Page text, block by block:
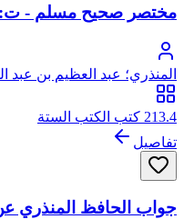
مختصر صحيح مسلم - ت:
المنذري؛ عبد العظيم بن عبد
الدين المنذري
213.4 كتب الكتب الستة
تفاصيل
جواب الحافظ المنذري